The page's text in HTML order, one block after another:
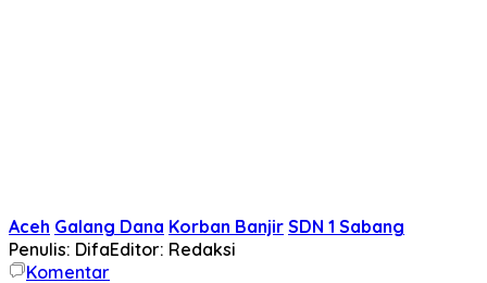
Aceh Galang Dana Korban Banjir SDN 1 Sabang
Penulis: DifaEditor: Redaksi
Komentar